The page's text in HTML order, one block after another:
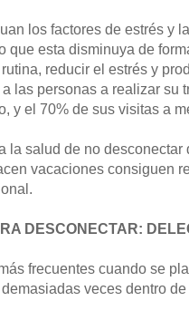
los factores de estrés y
que esta disminuya de
reducir el estrés y
las personas a realizar
y el 70% de sus visitas a
la salud de no
vacaciones consiguen
DESCONECTAR:
frecuentes cuando se
veces dentro